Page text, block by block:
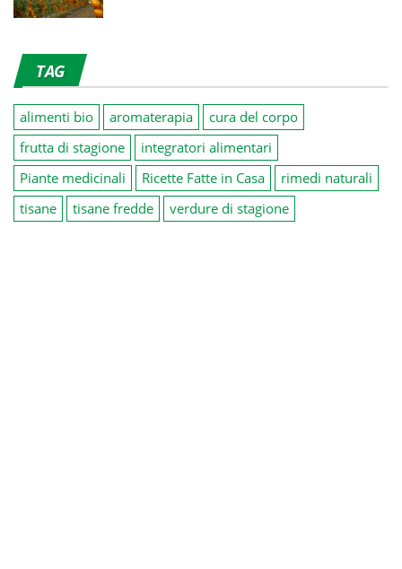
TAG
alimenti bio aromaterapia
cura del corpo
frutta di stagione
integratori alimentari
Piante medicinali
Ricette Fatte in Casa
rimedi naturali
tisane
tisane fredde verdure di stagione